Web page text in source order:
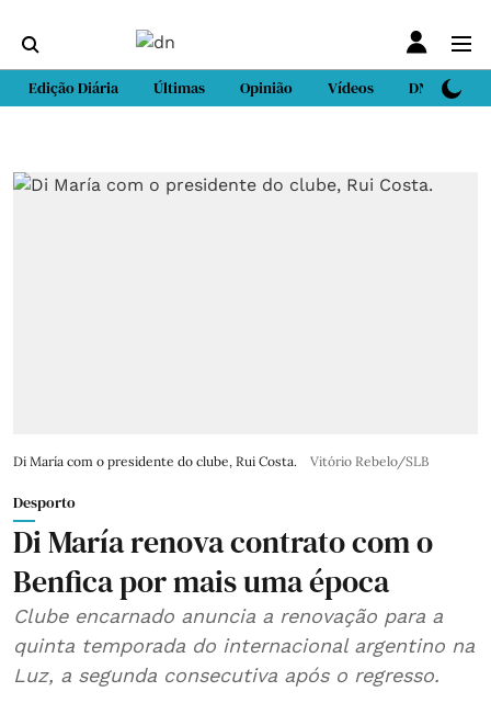
Edição Diária Últimas Opinião Vídeos DN Sport
Di María com o presidente do clube, Rui Costa. Vitório Rebelo/SLB
Desporto
Di María renova contrato com o
Benfica por mais uma época
Clube encarnado anuncia a renovação para a
quinta temporada do internacional argentino na
Luz, a segunda consecutiva após o regresso.